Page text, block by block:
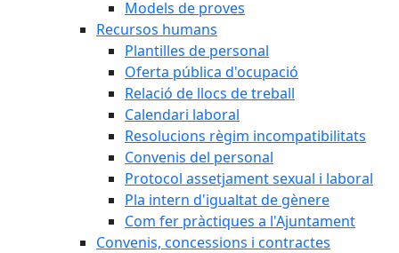
Models de proves
Recursos humans
Plantilles de personal
Oferta pública d'ocupació
Relació de llocs de treball
Calendari laboral
Resolucions règim incompatibilitats
Convenis del personal
Protocol assetjament sexual i laboral
Pla intern d'igualtat de gènere
Com fer pràctiques a l'Ajuntament
Convenis, concessions i contractes